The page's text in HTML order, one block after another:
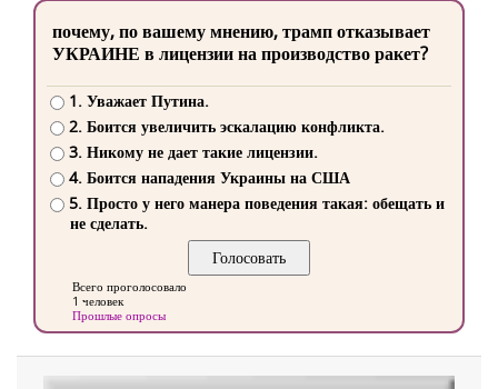
почему, по вашему мнению, трамп отказывает
УКРАИНЕ в лицензии на производство ракет?
1. Уважает Путина.
2. Боится увеличить эскалацию конфликта.
3. Никому не дает такие лицензии.
4. Боится нападения Украины на США
5. Просто у него манера поведения такая: обещать и
не сделать.
Всего проголосовало
1 человек
Прошлые опросы